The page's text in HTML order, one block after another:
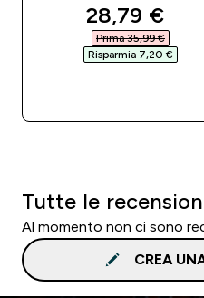
discounted
28,79 €‎
Prima 35,99 €‎
Risparmia 7,20 €‎
Tutte le
Al momento non ci sono
CREA